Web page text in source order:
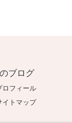
ブログ
ロフィール
イトマップ